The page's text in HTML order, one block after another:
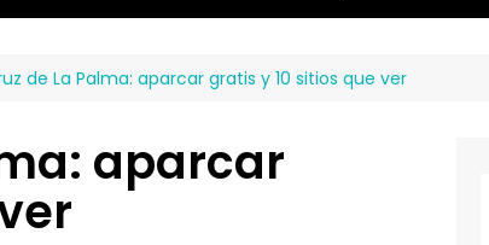
Etiopía
Marruecos
Mauricio
Tarjeta Revolut gratis
Descuentos en Booking
de La Palma: aparcar gratis y 10 sitios que ver
aparcar